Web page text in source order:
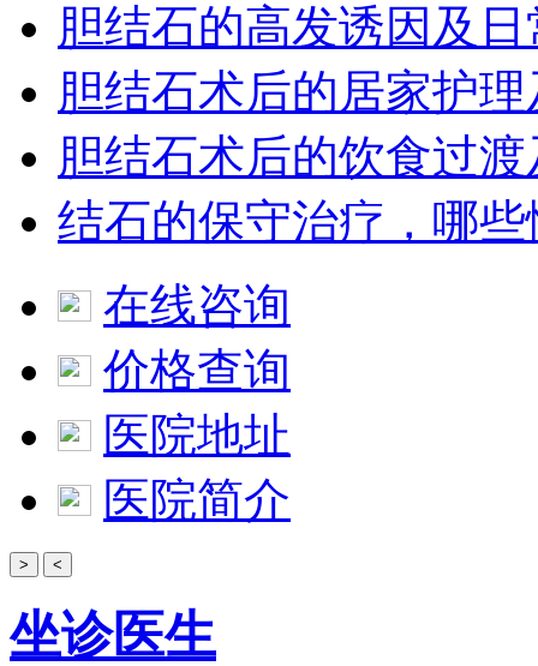
胆结石的高发诱因及
胆结石术后的居家护
胆结石术后的饮食过
结石的保守治疗，哪
在线咨询
价格查询
医院地址
医院简介
> <
坐诊医生